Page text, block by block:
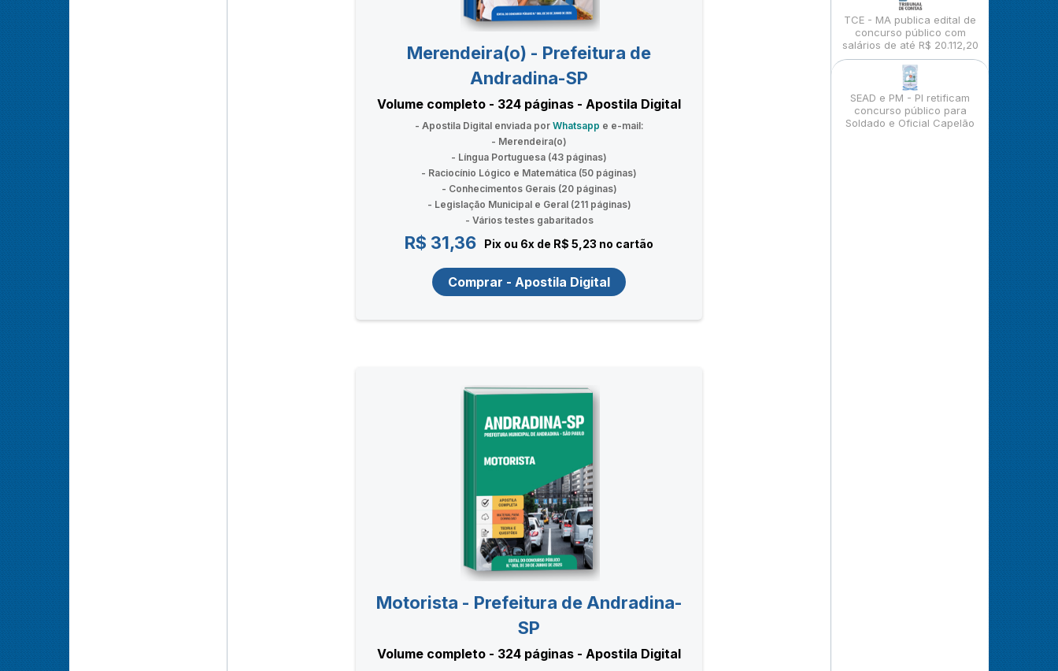
Merendeira(o) - Prefeitura de
Andradina-SP
Volume completo - 324 páginas - Apostila Digital
- Apostila Digital enviada por Whatsapp e e-mail:
- Merendeira(o)
- Língua Portuguesa (43 páginas)
- Raciocínio Lógico e Matemática (50 páginas)
- Conhecimentos Gerais (20 páginas)
- Legislação Municipal e Geral (211 páginas)
- Vários testes gabaritados
R$ 31,36 Pix ou 6x de R$ 5,23 no cartão
Comprar - Apostila Digital
Motorista - Prefeitura de Andradina-
SP
Volume completo - 324 páginas - Apostila Digital
TCE - MA publica edital de
concurso público com
salários de até R$ 20.112,20
SEAD e PM - PI retificam
concurso público para
Soldado e Oficial Capelão